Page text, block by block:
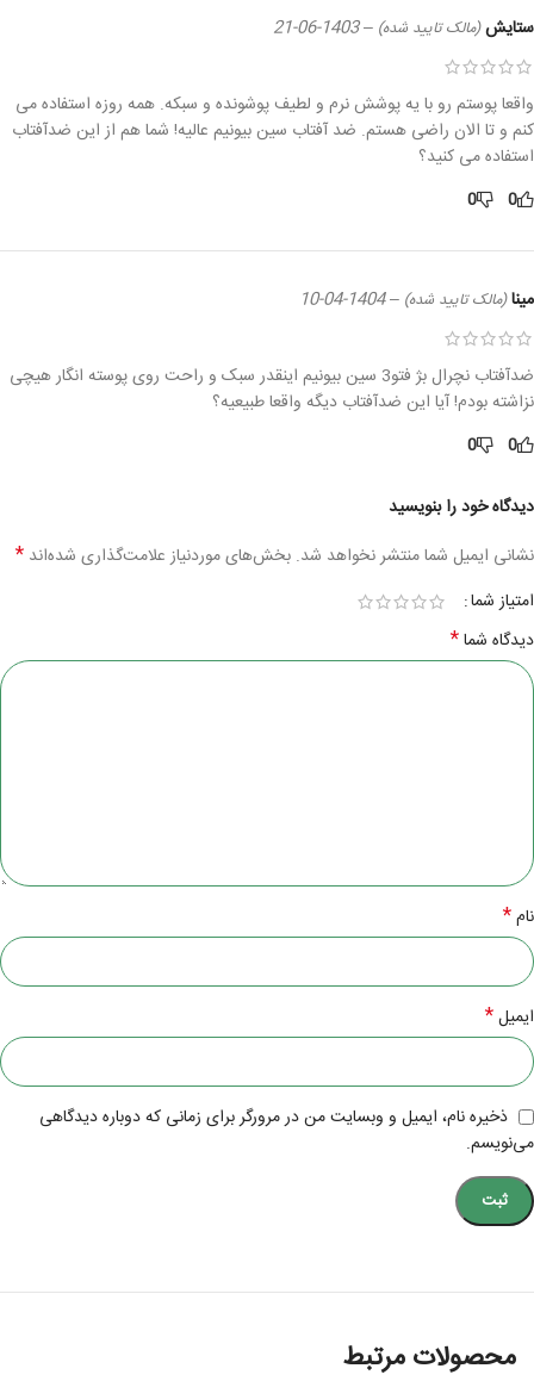
ستایش(مالک تایید شده) –
1403-06-21
واقعا پوستم رو با یه پوشش نرم و لطیف پوشونده و سبکه. همه‌ روزه استفاده می‌
کنم و تا الان راضی هستم. ضد آفتاب سین بیونیم عالیه! شما هم از این ضدآفتاب
استفاده می‌ کنید؟
0
0
مینا(مالک تایید شده) –
1404-04-10
ضدآفتاب نچرال بژ فتو3 سین بیونیم اینقدر سبک و راحت روی پوسته انگار هیچی
نزاشته بودم! آیا این ضدآفتاب دیگه واقعا طبیعیه؟
0
0
دیدگاه خود را بنویسید
نشانی ایمیل شما منتشر نخواهد شد. بخش‌های موردنیاز علامت‌گذاری شده‌اند *
امتیاز شما
دیدگاه شما*
نام*
ایمیل*
ذخیره نام، ایمیل و وبسایت من در مرورگر برای زمانی که دوباره دیدگاهی
می‌نویسم.
محصولات مرتبط